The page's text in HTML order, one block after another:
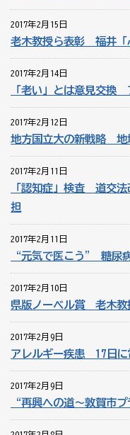
2017年2月15日
老木教授ら表彰 福井「
2017年2月14日
「老い」とは意見交換
2017年2月12日
地方国立大の新戦略
2017年2月11日
「認知症」検査 道交
担
2017年2月11日
“元気で医こう” 糖尿
2017年2月10日
県版ノーベル賞 老木
2017年2月9日
アレルギー疾患 17日に
2017年2月9日
“再興への道～敦賀市